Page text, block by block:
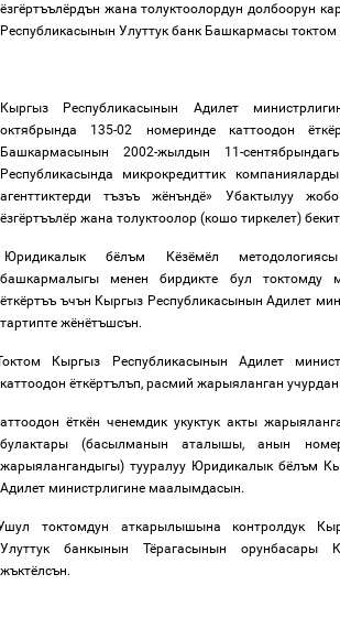
ёзгёртъълёрдън жана толуктоолордун долбоорун
Республикасынын Улуттук банк Башкармасы токтом
Кыргыз Республикасынын Адилет
октябрында 135-02 номеринде каттоодон
Башкармасынын 2002-жылдын 11-
Республикасында микрокредиттик
агенттиктерди тъзъъ жёнъндё» Убактылуу
ёзгёртъълёр жана толуктоолор (кошо тиркелет)
Юридикалык бёлъм Кёзёмёл
башкармалыгы менен бирдикте бул токтомду
ёткёртъъ ъчън Кыргыз Республикасынын Адилет
тартипте жёнётъшсън.
Кыргыз Республикасынын Адилет
каттоодон ёткёртълъп, расмий жарыяланган
ёткён ченемдик укуктук акты
булактары (басылманын аталышы, анын
жарыялангандыгы) тууралуу Юридикалык бёлъм
Адилет министрлигине маалымдасын.
токтомдун аткарылышына контролдук
Улуттук банкынын Тёрагасынын орунбасары
жъктёлсън.